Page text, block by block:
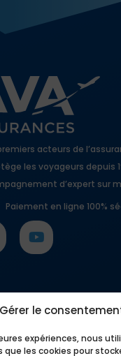
Gérer le
expériences, nous
les cookies pour
acteurs de
les voyageurs depuis
d’expert sur
Paiement en ligne 100%